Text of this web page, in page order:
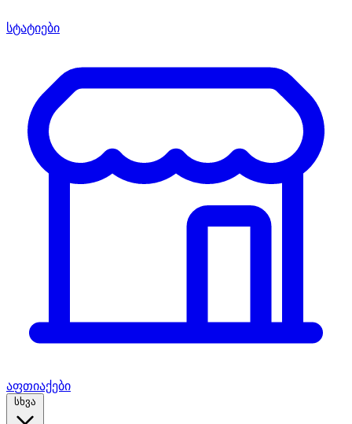
სტატიები
აფთიაქები
სხვა